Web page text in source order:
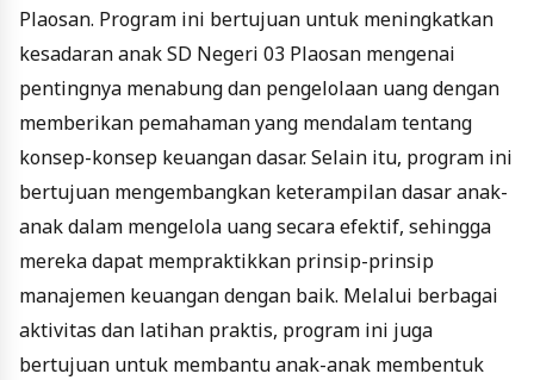
Plaosan. Program ini bertujuan untuk meningkatkan
kesadaran anak SD Negeri 03 Plaosan mengenai
pentingnya menabung dan pengelolaan uang dengan
memberikan pemahaman yang mendalam tentang
konsep-konsep keuangan dasar. Selain itu, program ini
bertujuan mengembangkan keterampilan dasar anak-
anak dalam mengelola uang secara efektif, sehingga
mereka dapat mempraktikkan prinsip-prinsip
manajemen keuangan dengan baik. Melalui berbagai
aktivitas dan latihan praktis, program ini juga
bertujuan untuk membantu anak-anak membentuk